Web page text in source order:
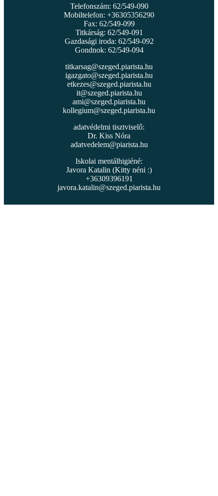
Telefonszám: 62/549-090
Mobiltelefon: +36305356290
Fax: 62/549-099
Titkárság: 62/549-091
Gazdasági iroda: 62/549-092
Gondnok: 62/549-094
titkarsag@szeged.piarista.hu
igazgato@szeged.piarista.hu
etkezes@szeged.piarista.hu
it@szeged.piarista.hu
ami@szeged.piarista.hu
kollegium@szeged.piarista.hu
adatvédelmi tisztviselő:
Dr. Kiss Nóra
adatvedelem@piarista.hu
Iskolai mentálhigiéné:
Javora Katalin (Kitty néni :)
+36309396191
javora.katalin@szeged.piarista.hu